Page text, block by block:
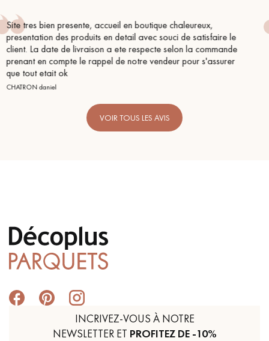
le
Conseil parfait, échanges fluides. Je recommande
BEILE FRANCK
VOIR TOUS LES AVIS
INCRIVEZ-VOUS À NOTRE
NEWSLETTER ET PROFITEZ DE -10%